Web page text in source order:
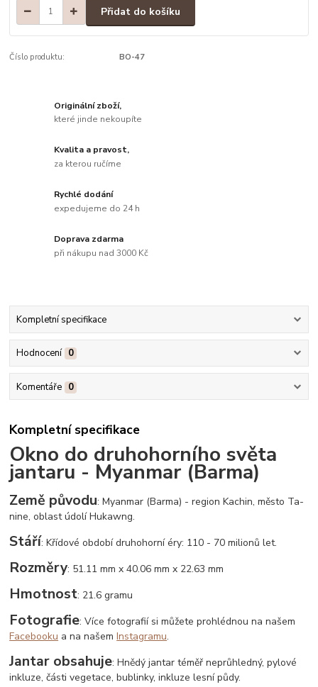
Přidat do košíku
Číslo produktu: BO-47
Originální zboží,
které jinde nekoupíte
Kvalita a pravost,
za kterou ručíme
Rychlé dodání
expedujeme do 24 h
Doprava zdarma
při nákupu nad 3000 Kč
Kompletní specifikace
Hodnocení 0
Komentáře 0
Kompletní specifikace
Okno do druhohorního světa
jantaru - Myanmar (Barma)
Země původu: Myanmar (Barma) - region Kachin, město Ta-
nine, oblast údolí Hukawng.
Stáří: Křídové období druhohorní éry: 110 - 70 milionů let.
Rozměry: 51.11 mm x 40.06 mm x 22.63 mm
Hmotnost: 21.6 gramu
Fotografie: Více fotografií si můžete prohlédnou na našem
Facebooku a na našemInstagramu.
Jantar obsahuje: Hnědý jantar téměř neprůhledný, pylové
inkluze, části vegetace, bublinky, inkluze lesní půdy.